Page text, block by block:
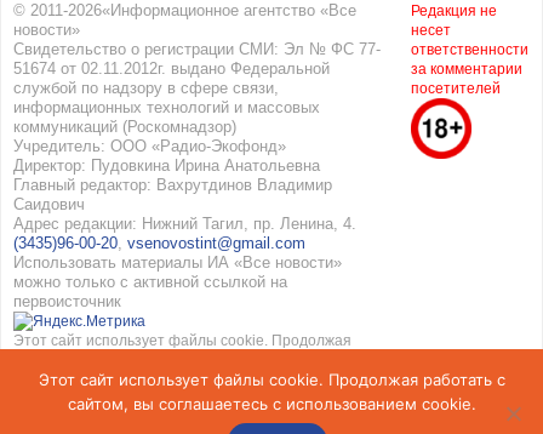
© 2011-2026«Информационное агентство «Все
новости»
Свидетельство о регистрации СМИ: Эл № ФС 77-
51674 от 02.11.2012г. выдано Федеральной
службой по надзору в сфере связи,
информационных технологий и массовых
коммуникаций (Роскомнадзор)
Учредитель: ООО «Радио-Экофонд»
Директор: Пудовкина Ирина Анатольевна
Главный редактор: Вахрутдинов Владимир
Саидович
Адрес редакции: Нижний Тагил, пр. Ленина, 4.
(3435)96-00-20, vsenovostint@gmail.com
Использовать материалы ИА «Все новости»
можно только с активной ссылкой на
первоисточник
Этот сайт использует файлы cookie. Продолжая
использованием cookie. Подробнее вПолитике
конфиденциальностииСоглашение об обработке
персональных данных
Редакция не
несет
ответственности
за комментарии
посетителей
Этот сайт использует файлы cookie. Продолжая работать с
сайтом, вы соглашаетесь с использованием cookie.